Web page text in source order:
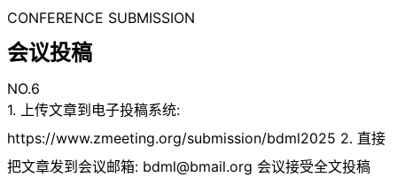
CONFERENCE SUBMISSION
会议投稿
NO.6
1. 上传文章到电子投稿系统:
https://www.zmeeting.org/submission/bdml2025 2. 直接
把文章发到会议邮箱: bdml@bmail.org 会议接受全文投稿